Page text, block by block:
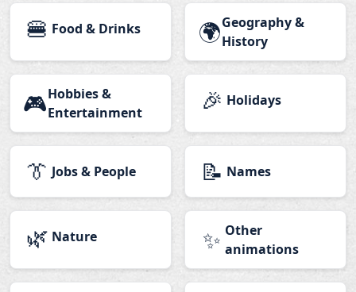
🍔 Food & Drinks 🌍Geography &
History
🎮Hobbies &
Entertainment
🎉 Holidays
👔 Jobs & People 📝 Names
🌿 Nature ✨ Other
animations